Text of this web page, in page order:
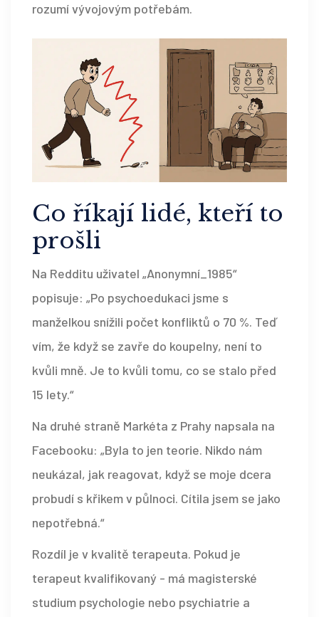
rozumí vývojovým potřebám.
Co říkají lidé, kteří to
prošli
Na Redditu uživatel „Anonymní_1985“
popisuje: „Po psychoedukaci jsme s
manželkou snížili počet konfliktů o 70 %. Teď
vím, že když se zavře do koupelny, není to
kvůli mně. Je to kvůli tomu, co se stalo před
15 lety.“
Na druhé straně Markéta z Prahy napsala na
Facebooku: „Byla to jen teorie. Nikdo nám
neukázal, jak reagovat, když se moje dcera
probudí s křikem v půlnoci. Cítila jsem se jako
nepotřebná.“
Rozdíl je v kvalitě terapeuta. Pokud je
terapeut kvalifikovaný - má magisterské
studium psychologie nebo psychiatrie a